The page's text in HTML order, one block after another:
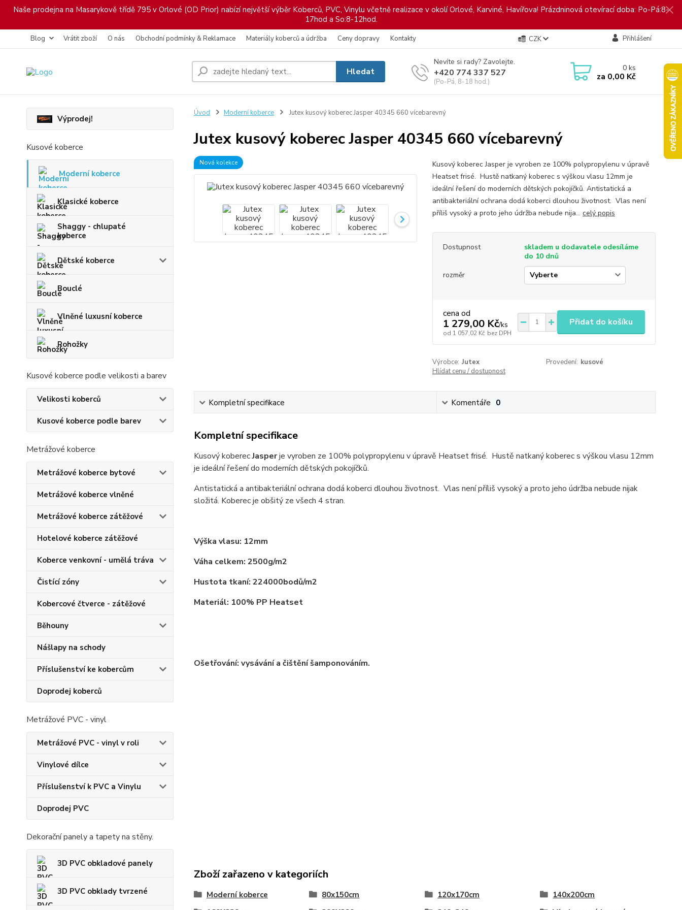
Naše prodejna na Masarykově třídě 795 v Orlové (OD Prior) nabízí největší výběr Koberců, PVC, Vinylu včetně realizace v okolí Orlové, Karviné, Havířova! Prázdninová otevírací doba: Po-Pá:8-
17hod a So:8-12hod.
Blog Vrátit zboží O nás Obchodní podmínky & Reklamace Materiály koberců a údržba Ceny dopravy Kontakty CZK Přihlášení
Hledat
Nevíte si rady? Zavolejte.
+420 774 337 527
(Po-Pá, 8-18 hod.)
0ks
za 0,00 Kč
Výprodej!
Kusové koberce
Moderní koberce
Klasické koberce
Shaggy - chlupaté
koberce
Dětské koberce
Bouclé
Vlněné luxusní koberce
Rohožky
Kusové koberce podle velikosti a barev
Velikosti koberců
Kusové koberce podle barev
Metrážové koberce
Metrážové koberce bytové
Metrážové koberce vlněné
Metrážové koberce zátěžové
Hotelové koberce zátěžové
Koberce venkovní - umělá tráva
Čistící zóny
Kobercové čtverce - zátěžové
Běhouny
Nášlapy na schody
Příslušenství ke kobercům
Doprodej koberců
Metrážové PVC - vinyl
Metrážové PVC - vinyl v roli
Vinylové dílce
Příslušenství k PVC a Vinylu
Doprodej PVC
Dekorační panely a tapety na stěny.
3D PVC obkladové panely
3D PVC obklady tvrzené
Úvod Moderní koberce Jutex kusový koberec Jasper 40345 660 vícebarevný
Jutex kusový koberec Jasper 40345 660 vícebarevný
Nová kolekce
Kusový koberec Jasper je vyroben ze 100% polypropylenu v úpravě
Heatset frisé. Hustě natkaný koberec s výškou vlasu 12mm je
ideální řešení do moderních dětských pokojíčků. Antistatická a
antibakteriální ochrana dodá koberci dlouhou životnost. Vlas není
příliš vysoký a proto jeho údržba nebude nija... celý popis
Dostupnost
skladem u dodavatele odesíláme
do 10 dnů
rozměr
cena od
1 279,00 Kč/ks
od 1 057,02 Kč bez DPH
Přidat do košíku
Výrobce: Jutex Provedení: kusové
Hlídat cenu / dostupnost
Kompletní specifikace Komentáře 0
Kompletní specifikace
Kusový koberecJasperje vyroben ze 100% polypropylenu v úpravě Heatset frisé. Hustě natkaný koberec s výškou vlasu 12mm
je ideální řešení do moderních dětských pokojíčků.
Antistatická a antibakteriální ochrana dodá koberci dlouhou životnost. Vlas není příliš vysoký a proto jeho údržba nebude nijak
složitá. Koberec je obšitý ze všech 4 stran.
Výška vlasu: 12mm
Váha celkem: 2500g/m2
Hustota tkaní: 224000bodů/m2
Materiál: 100% PP Heatset
Ošetřování: vysávání a čištění šamponováním.
Zboží zařazeno v kategoriích
Moderní koberce 80x150cm 120x170cm
140x200cm